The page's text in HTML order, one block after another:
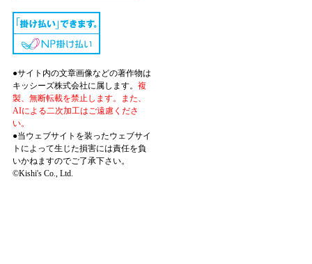
●サイト内の文章画像などの著作物は
キッシーズ株式会社に属します。 複
製、無断転載を禁止します。また、
AIによる二次加工はご遠慮くださ
い。
●当ウェブサイトを装ったウェブサイ
トによって生じた損害には責任を負
いかねますのでご了承下さい。
©Kishi's Co., Ltd.